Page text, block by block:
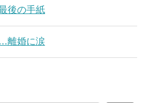
後の手紙
離婚に涙